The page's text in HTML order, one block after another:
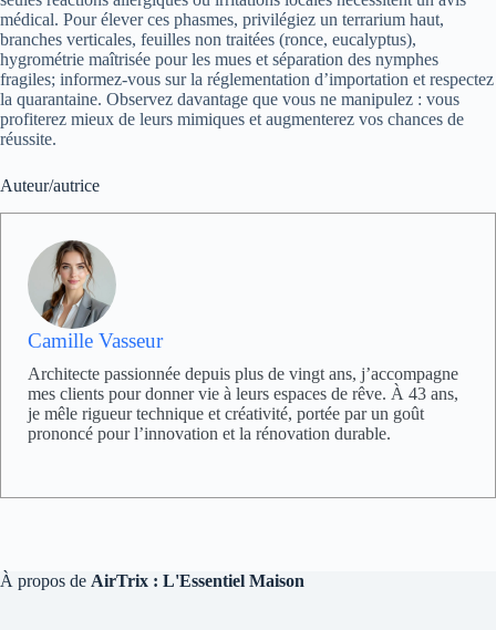
médical. Pour élever ces phasmes, privilégiez un terrarium haut,
branches verticales, feuilles non traitées (ronce, eucalyptus),
hygrométrie maîtrisée pour les mues et séparation des nymphes
fragiles; informez‑vous sur la réglementation d’importation et respectez
la quarantaine. Observez davantage que vous ne manipulez : vous
profiterez mieux de leurs mimiques et augmenterez vos chances de
réussite.
Auteur/autrice
Camille Vasseur
Architecte passionnée depuis plus de vingt ans, j’accompagne
mes clients pour donner vie à leurs espaces de rêve. À 43 ans,
je mêle rigueur technique et créativité, portée par un goût
prononcé pour l’innovation et la rénovation durable.
À propos de AirTrix : L'Essentiel Maison